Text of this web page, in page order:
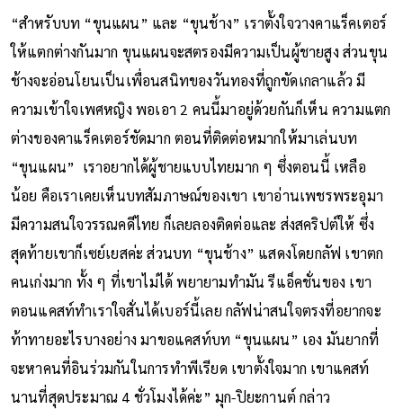
“สำหรับบท “ขุนแผน” และ “ขุนช้าง” เราตั้งใจวางคาแร็คเตอร์
ให้แตกต่างกันมาก ขุนแผนจะสตรองมีความเป็นผู้ชายสูง ส่วนขุน
ช้างจะอ่อนโยนเป็นเพื่อนสนิทของวันทองที่ถูกขัดเกลาแล้ว มี
ความเข้าใจเพศหญิง พอเอา 2 คนนี้มาอยู่ด้วยกันก็เห็น ความแตก
ต่างของคาแร็คเตอร์ชัดมาก ตอนที่ติดต่อหมากให้มาเล่นบท
“ขุนแผน” เราอยากได้ผู้ชายแบบไทยมาก ๆ ซึ่งตอนนี้ เหลือ
น้อย คือเราเคยเห็นบทสัมภาษณ์ของเขา เขาอ่านเพชรพระอุมา
มีความสนใจวรรณคดีไทย ก็เลยลองติดต่อและ ส่งสคริปต์ให้ ซึ่ง
สุดท้ายเขาก็เซย์เยสค่ะ ส่วนบท “ขุนช้าง” แสดงโดยกลัฟ เขาตก
คนเก่งมาก ทั้ง ๆ ที่เขาไม่ได้ พยายามทำมัน รีแอ็คชั่นของ เขา
ตอนแคสท์ทำเราใจสั่นได้เบอร์นี้เลย กลัฟน่าสนใจตรงที่อยากจะ
ท้าทายอะไรบางอย่าง มาขอแคสท์บท “ขุนแผน” เอง มันยากที่
จะหาคนที่อินร่วมกันในการทำพีเรียด เขาตั้งใจมาก เขาแคสท์
นานที่สุดประมาณ 4 ชั่วโมงได้ค่ะ” มุก-ปิยะกานต์ กล่าว